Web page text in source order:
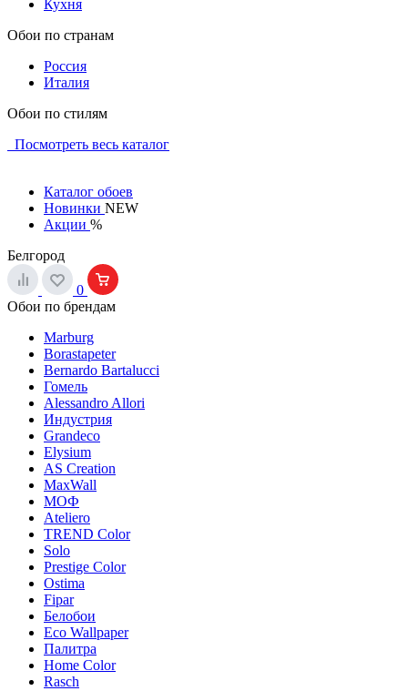
Кухня
Обои по странам
Россия
Италия
Обои по стилям
Посмотреть весь каталог
Каталог обоев
Новинки NEW
Акции %
Белгород
0
Обои по брендам
Marburg
Borastapeter
Bernardo Bartalucci
Гомель
Alessandro Allori
Индустрия
Grandeco
Elysium
AS Creation
MaxWall
МОФ
Ateliero
TREND Color
Solo
Prestige Color
Ostima
Fipar
Белобои
Eco Wallpaper
Палитра
Home Color
Rasch